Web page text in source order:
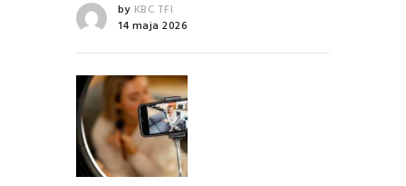
by KBC TFI
14 maja 2026